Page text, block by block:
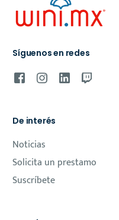
Síguenos en redes
De interés
Noticias
Solicita un prestamo
Suscríbete